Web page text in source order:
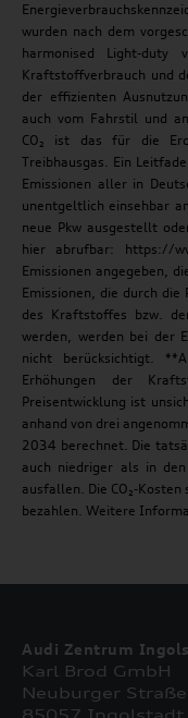
wurden nach dem
harmonised Light-duty
Kraftstoffverbrauch und
der effizienten
auch vom Fahrstil und
CO₂ ist das für die
Treibhausgas. Ein
Emissionen aller in
unentgeltlich einsehbar
neue Pkw ausgestellt
hier abrufbar: https://
Emissionen angegeben,
Emissionen, die durch
des Kraftstoffes bzw.
werden, werden bei der
nicht berücksichtigt.
Erhöhungen der
Preisentwicklung ist
anhand von drei
2034 berechnet. Die
auch niedriger als in
ausfallen. Die CO₂-
bezahlen. Weitere
Audi Zentrum
Karl Brod GmbH
Neuburger
85057 Ingolstadt